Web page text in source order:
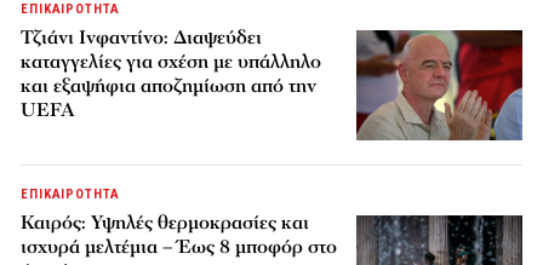
ΕΠΙΚΑΙΡΟΤΗΤΑ
Τζιάνι Ινφαντίνο: Διαψεύδει
καταγγελίες για σχέση με υπάλληλο
και εξαψήφια αποζημίωση από την
UEFA
ΕΠΙΚΑΙΡΟΤΗΤΑ
Καιρός: Υψηλές θερμοκρασίες και
ισχυρά μελτέμια – Έως 8 μποφόρ στο